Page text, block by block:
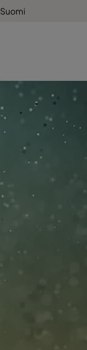
Suomi